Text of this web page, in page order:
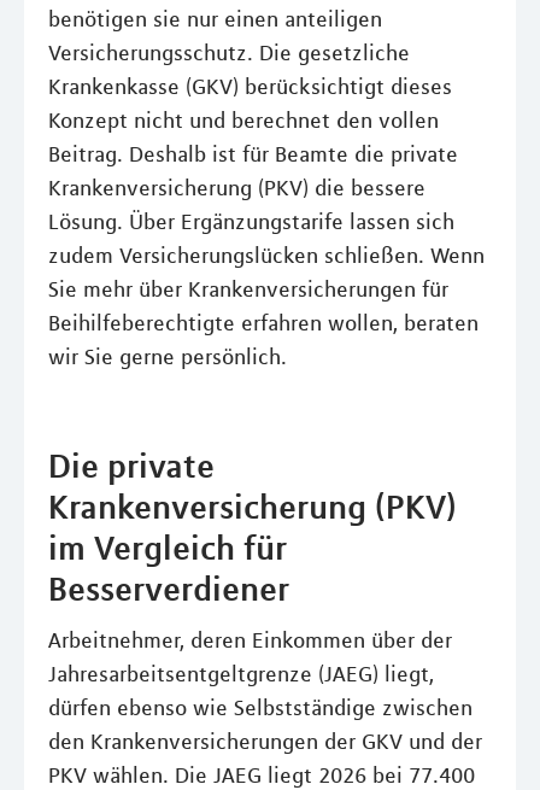
benötigen sie nur einen anteiligen
Versicherungsschutz. Die gesetzliche
Krankenkasse (GKV) berücksichtigt dieses
Konzept nicht und berechnet den vollen
Beitrag. Deshalb ist für Beamte die private
Krankenversicherung (PKV) die bessere
Lösung. Über Ergänzungstarife lassen sich
zudem Versicherungslücken schließen. Wenn
Sie mehr über Krankenversicherungen für
Beihilfeberechtigte erfahren wollen, beraten
wir Sie gerne persönlich.
Die private
Krankenversicherung (PKV)
im Vergleich für
Besserverdiener
Arbeitnehmer, deren Einkommen über der
Jahresarbeitsentgeltgrenze (JAEG) liegt,
dürfen ebenso wie Selbstständige zwischen
den Krankenversicherungen der GKV und der
PKV wählen. Die JAEG liegt 2026 bei 77.400